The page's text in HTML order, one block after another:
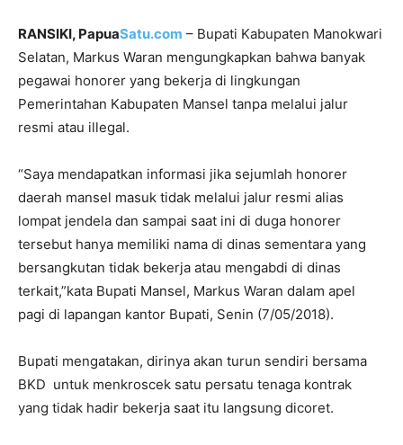
RANSIKI, PapuaSatu.com – Bupati Kabupaten Manokwari
Selatan, Markus Waran mengungkapkan bahwa banyak
pegawai honorer yang bekerja di lingkungan
Pemerintahan Kabupaten Mansel tanpa melalui jalur
resmi atau illegal.
“Saya mendapatkan informasi jika sejumlah honorer
daerah mansel masuk tidak melalui jalur resmi alias
lompat jendela dan sampai saat ini di duga honorer
tersebut hanya memiliki nama di dinas sementara yang
bersangkutan tidak bekerja atau mengabdi di dinas
terkait,”kata Bupati Mansel, Markus Waran dalam apel
pagi di lapangan kantor Bupati, Senin (7/05/2018).
Bupati mengatakan, dirinya akan turun sendiri bersama
BKD untuk menkroscek satu persatu tenaga kontrak
yang tidak hadir bekerja saat itu langsung dicoret.